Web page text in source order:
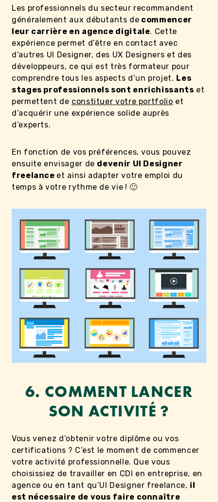
Les professionnels du secteur recommandent
généralement aux débutants de commencer
leur carrière en agence digitale. Cette
expérience permet d’être en contact avec
d’autres UI Designer, des UX Designers et des
développeurs, ce qui est très formateur pour
comprendre tous les aspects d’un projet. Les
stages professionnels sont enrichissants et
permettent de constituer votre portfolio et
d’acquérir une expérience solide auprès
d’experts.
En fonction de vos préférences, vous pouvez
ensuite envisager de devenir UI Designer
freelance et ainsi adapter votre emploi du
temps à votre rythme de vie ! 🙂
6. COMMENT LANCER
SON ACTIVITÉ ?
Vous venez d’obtenir votre diplôme ou vos
certifications ? C’est le moment de commencer
votre activité professionnelle. Que vous
choisissiez de travailler en CDI en entreprise, en
agence ou en tant qu’UI Designer freelance, il
est nécessaire de vous faire connaître